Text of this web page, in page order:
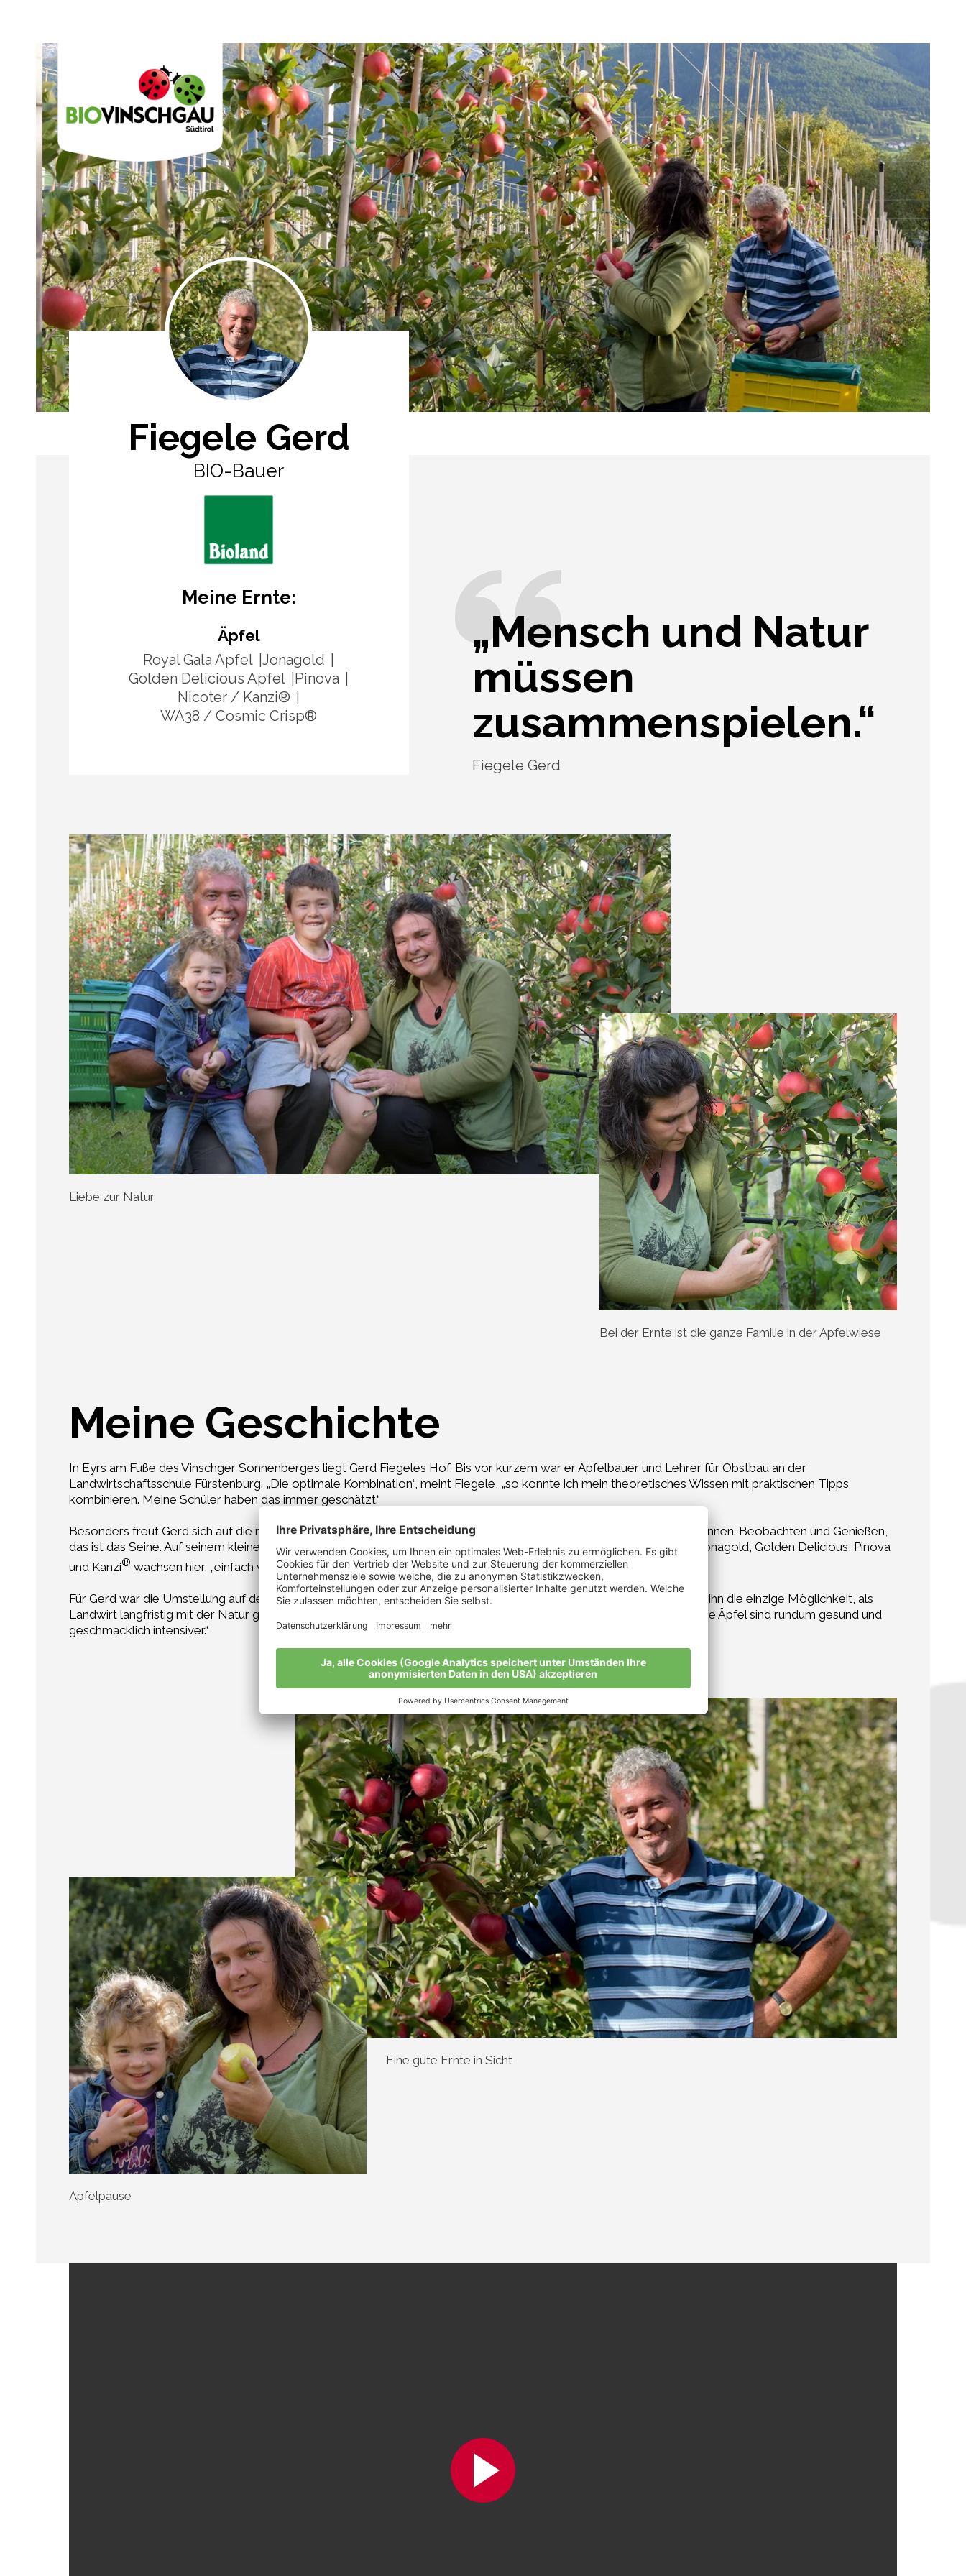
Fiegele Gerd
BIO-Bauer
Meine Ernte:
Äpfel
Royal Gala Apfel Jonagold
Golden Delicious Apfel Pinova
Nicoter / Kanzi®
WA38 / Cosmic Crisp®
„Mensch und Natur
müssen
zusammenspielen.“
Fiegele Gerd
Liebe zur Natur
Bei der Ernte ist die ganze Familie in der Apfelwiese
Meine Geschichte
In Eyrs am Fuße des Vinschger Sonnenberges liegt Gerd Fiegeles Hof. Bis vor kurzem war er Apfelbauer und Lehrer für Obstbau an der
Landwirtschaftsschule Fürstenburg. „Die optimale Kombination“, meint Fiegele, „so konnte ich mein theoretisches Wissen mit praktischen Tipps
kombinieren. Meine Schüler haben das immer geschätzt.“
Besonders freut Gerd sich auf die ruhigen Arbeiten in seinem Apfelgarten, die ganz ohne Maschinen getan werden können. Beobachten und Genießen,
das ist das Seine. Auf seinem kleinen Hof kennt Gerd jeden Baum so gut, dass er ihnen Namen geben könnte. Gala, Jonagold, Golden Delicious, Pinova
und Kanzi® wachsen hier, „einfach wunderschöne Äpfel.“
Für Gerd war die Umstellung auf den Bio-Anbau im Jahre 2006 eine folgerichtige Entscheidung. Der Bio-Anbau ist für ihn die einzige Möglichkeit, als
Landwirt langfristig mit der Natur gemeinsame Erfolge zu feiern. „Denn die Vinschger Natur bleibt damit, wie sie ist, die Äpfel sind rundum gesund und
geschmacklich intensiver.“
Eine gute Ernte in Sicht
Apfelpause